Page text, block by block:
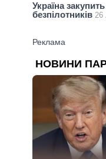
Україна
безпілотників 26